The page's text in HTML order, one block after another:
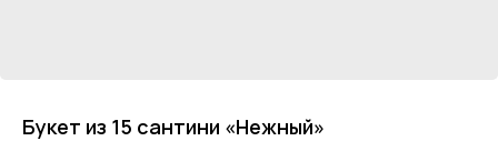
Букет из 15 сантини «Нежный»